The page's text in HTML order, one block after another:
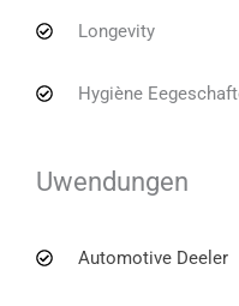
Longevity
Hygiène
Uwendungen
Automotive Deeler